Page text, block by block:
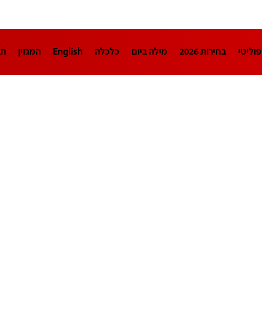
פוליטי בחירות 2026 מילה ביום כלכלה English המגזין